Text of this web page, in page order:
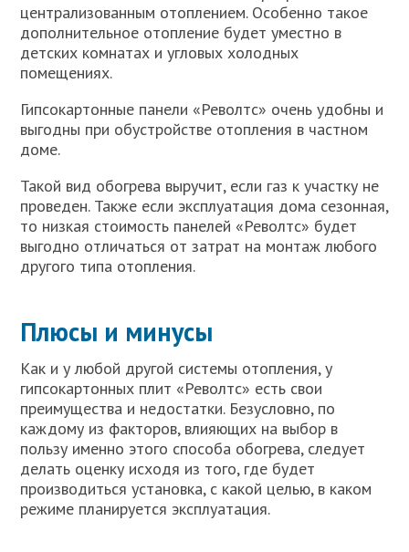
централизованным отоплением. Особенно такое
дополнительное отопление будет уместно в
детских комнатах и угловых холодных
помещениях.
Гипсокартонные панели «Револтс» очень удобны и
выгодны при обустройстве отопления в частном
доме.
Такой вид обогрева выручит, если газ к участку не
проведен. Также если эксплуатация дома сезонная,
то низкая стоимость панелей «Револтс» будет
выгодно отличаться от затрат на монтаж любого
другого типа отопления.
Плюсы и минусы
Как и у любой другой системы отопления, у
гипсокартонных плит «Револтс» есть свои
преимущества и недостатки. Безусловно, по
каждому из факторов, влияющих на выбор в
пользу именно этого способа обогрева, следует
делать оценку исходя из того, где будет
производиться установка, с какой целью, в каком
режиме планируется эксплуатация.